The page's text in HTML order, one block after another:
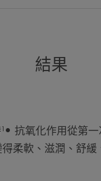
結果
抗氧化作用從第
得柔軟、滋潤、舒緩